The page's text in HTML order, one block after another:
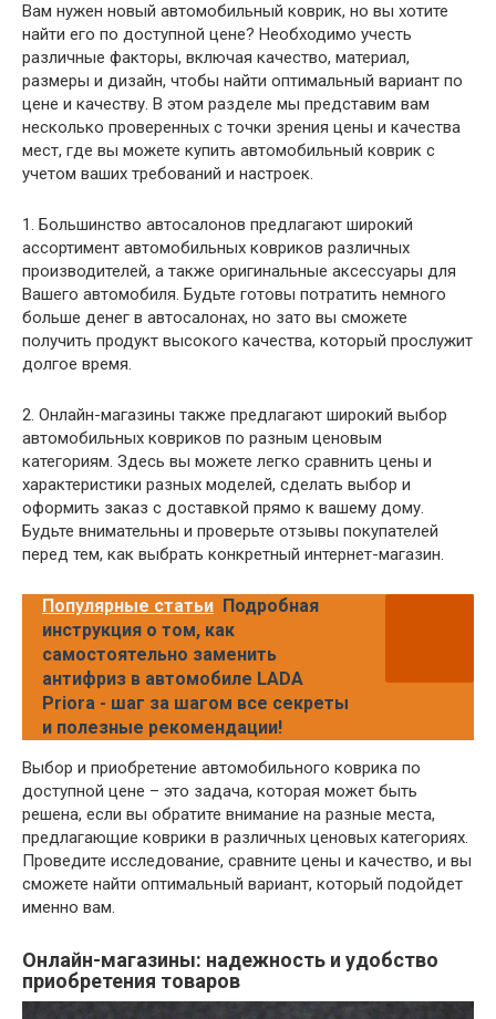
Вам нужен новый автомобильный коврик, но вы хотите
найти его по доступной цене? Необходимо учесть
различные факторы, включая качество, материал,
размеры и дизайн, чтобы найти оптимальный вариант по
цене и качеству. В этом разделе мы представим вам
несколько проверенных с точки зрения цены и качества
мест, где вы можете купить автомобильный коврик с
учетом ваших требований и настроек.
1. Большинство автосалонов предлагают широкий
ассортимент автомобильных ковриков различных
производителей, а также оригинальные аксессуары для
Вашего автомобиля. Будьте готовы потратить немного
больше денег в автосалонах, но зато вы сможете
получить продукт высокого качества, который прослужит
долгое время.
2. Онлайн-магазины также предлагают широкий выбор
автомобильных ковриков по разным ценовым
категориям. Здесь вы можете легко сравнить цены и
характеристики разных моделей, сделать выбор и
оформить заказ с доставкой прямо к вашему дому.
Будьте внимательны и проверьте отзывы покупателей
перед тем, как выбрать конкретный интернет-магазин.
Популярные статьи Подробная
инструкция о том, как
самостоятельно заменить
антифриз в автомобиле LADA
Priora - шаг за шагом все секреты
и полезные рекомендации!
Выбор и приобретение автомобильного коврика по
доступной цене – это задача, которая может быть
решена, если вы обратите внимание на разные места,
предлагающие коврики в различных ценовых категориях.
Проведите исследование, сравните цены и качество, и вы
сможете найти оптимальный вариант, который подойдет
именно вам.
Онлайн-магазины: надежность и удобство
приобретения товаров